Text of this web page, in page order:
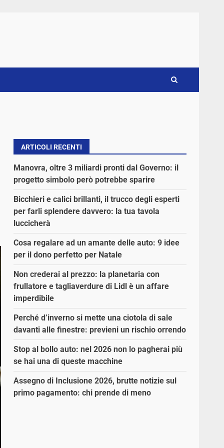
ARTICOLI RECENTI
Manovra, oltre 3 miliardi pronti dal Governo: il
progetto simbolo però potrebbe sparire
Bicchieri e calici brillanti, il trucco degli esperti
per farli splendere davvero: la tua tavola
luccicherà
Cosa regalare ad un amante delle auto: 9 idee
per il dono perfetto per Natale
Non crederai al prezzo: la planetaria con
frullatore e tagliaverdure di Lidl è un affare
imperdibile
Perché d’inverno si mette una ciotola di sale
davanti alle finestre: previeni un rischio orrendo
Stop al bollo auto: nel 2026 non lo pagherai più
se hai una di queste macchine
Assegno di Inclusione 2026, brutte notizie sul
primo pagamento: chi prende di meno